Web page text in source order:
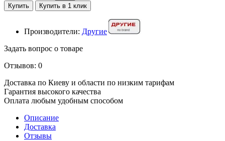
Купить Купить в 1 клик
Производители: Другие
Задать вопрос о товаре
Отзывов: 0
Доставка по Киеву и области по низким тарифам
Гарантия высокого качества
Оплата любым удобным способом
Описание
Доставка
Отзывы